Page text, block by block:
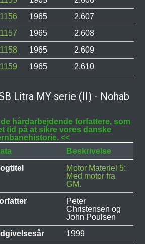
1965 2.607
1965 2.608
1965 2.609
1965 2.610
Litra MY serie (II) - Nohab
hårdarbejdende forfattere, som
tid på at sikre vores danske
<<
Beskrivelse
Motor Materiel 5:
Med motor fra
GM.
Peter
Christensen og
John Poulsen
1999